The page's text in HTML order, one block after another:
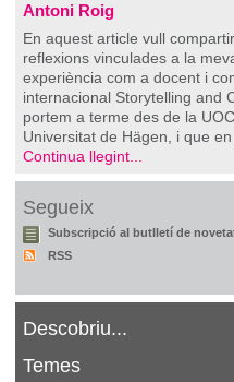
Antoni Roig
En aquest article vull
reflexions vinculades a la
experiència com a docent i
internacional Storytelling and
portem a terme des de la
Universitat de Hägen, i que
Continua llegint...
Segueix
Subscripció al butlletí de
RSS
Descobriu...
Temes